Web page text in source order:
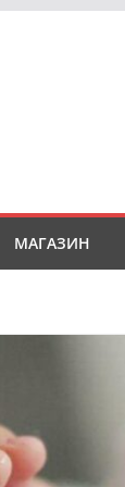
МАГАЗИН